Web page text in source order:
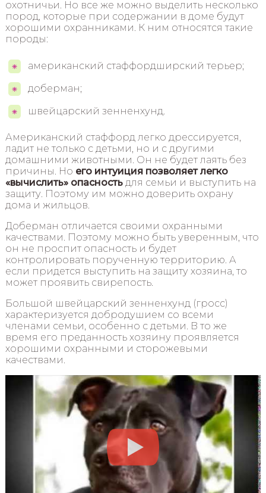
охотничьи. Но все же можно выделить несколько
пород, которые при содержании в доме будут
хорошими охранниками. К ним относятся такие
породы:
американский стаффордширский терьер;
доберман;
швейцарский зенненхунд.
Американский стаффорд легко дрессируется,
ладит не только с детьми, но и с другими
домашними животными. Он не будет лаять без
причины. Но его интуиция позволяет легко
«вычислить» опасностьдля семьи и выступить на
защиту. Поэтому им можно доверить охрану
дома и жильцов.
Доберман отличается своими охранными
качествами. Поэтому можно быть уверенным, что
он не проспит опасность и будет
контролировать порученную территорию. А
если придется выступить на защиту хозяина, то
может проявить свирепость.
Большой швейцарский зенненхунд (гросс)
характеризуется добродушием со всеми
членами семьи, особенно с детьми. В то же
время его преданность хозяину проявляется
хорошими охранными и сторожевыми
качествами.